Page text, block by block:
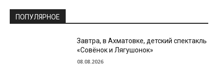
ПОПУЛЯРНОЕ
Завтра, в Ахматовке, детский спектакль
«Совёнок и Лягушонок»
08.08.2026